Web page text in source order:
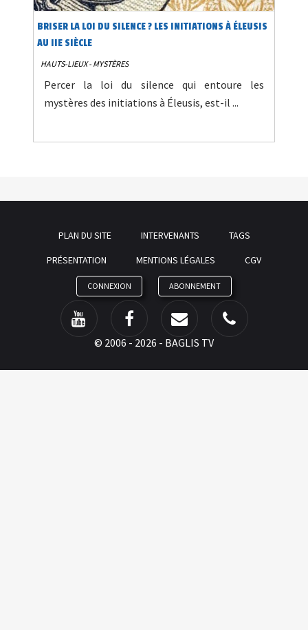
BRISER LA LOI DU SILENCE ? LES INITIATIONS À ÉLEUSIS
AU IIE SIÈCLE
HAUTS-LIEUX - MYSTÈRES
Percer la loi du silence qui entoure les
mystères des initiations à Éleusis, est-il ...
PLAN DU SITE INTERVENANTS
TAGS
PRÉSENTATION
MENTIONS LÉGALES CGV
CONNEXION ABONNEMENT
© 2006 - 2026 - BAGLIS TV